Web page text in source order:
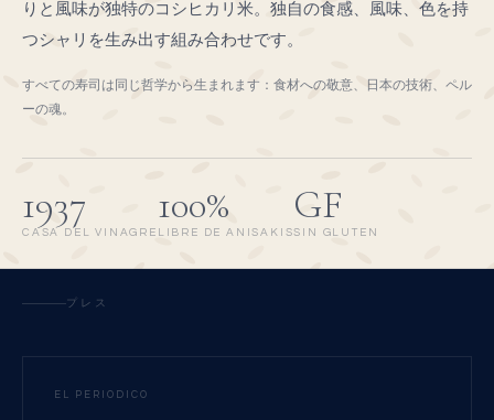
りと風味が独特のコシヒカリ米。独自の食感、風味、色を持
つシャリを生み出す組み合わせです。
すべての寿司は同じ哲学から生まれます：食材への敬意、日本の技術、ペル
ーの魂。
1937
CASA DEL VINAGRE
100%
LIBRE DE ANISAKIS
GF
SIN GLUTEN
プレス
EL PERIODICO